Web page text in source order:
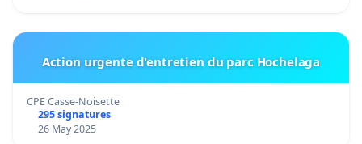
Action urgente d'entretien du parc Hochelaga
CPE Casse-Noisette
295 signatures
26 May 2025